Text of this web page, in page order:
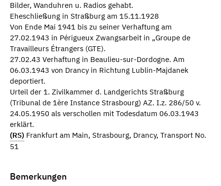
Bilder, Wanduhren u. Radios gehabt.
Eheschließung in Straßburg am 15.11.1928
Von Ende Mai 1941 bis zu seiner Verhaftung am
27.02.1943 in Périgueux Zwangsarbeit in „Groupe de
Travailleurs Étrangers (GTE).
27.02.43 Verhaftung in Beaulieu-sur-Dordogne. Am
06.03.1943 von Drancy in Richtung Lublin-Majdanek
deportiert.
Urteil der 1. Zivilkammer d. Landgerichts Straßburg
(Tribunal de 1ère Instance Strasbourg) AZ. I.z. 286/50 v.
24.05.1950 als verschollen mit Todesdatum 06.03.1943
erklärt.
(RS) Frankfurt am Main, Strasbourg, Drancy, Transport No.
51
Bemerkungen